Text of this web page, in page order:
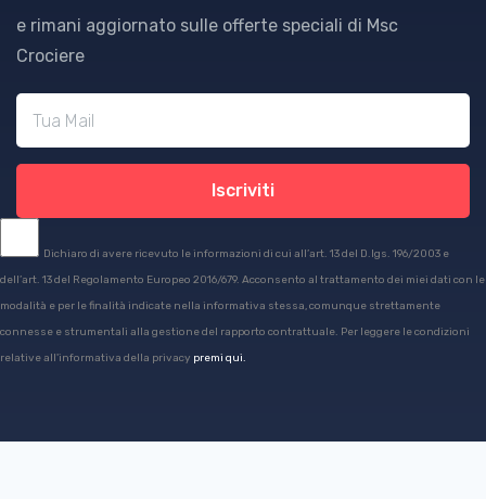
e rimani aggiornato sulle offerte speciali di Msc
Crociere
Iscriviti
Dichiaro di avere ricevuto le informazioni di cui all’art. 13 del D.lgs. 196/2003 e
dell’art. 13 del Regolamento Europeo 2016/679. Acconsento al trattamento dei miei dati con le
modalità e per le finalità indicate nella informativa stessa, comunque strettamente
connesse e strumentali alla gestione del rapporto contrattuale. Per leggere le condizioni
relative all'informativa della privacy premi qui.